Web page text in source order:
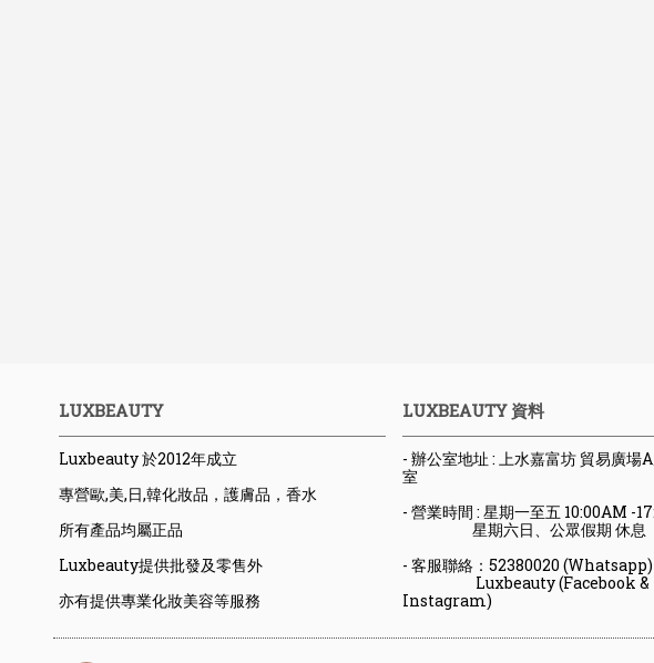
LUXBEAUTY
Luxbeauty 於2012年成立
專營歐,美,日,韓化妝品，護膚品，香水
所有產品均屬正品
Luxbeauty提供批發及零售外
亦有提供專業化妝美容等服務
LUXBEAUTY 資料
- 辦公室地址 : 上水嘉富坊 貿易廣場
室
- 營業時間 : 星期一至五 10:00AM -
星期六日、公眾假期 休息
- 客服聯絡：52380020
Luxbeauty (Facebook &
Instagram)